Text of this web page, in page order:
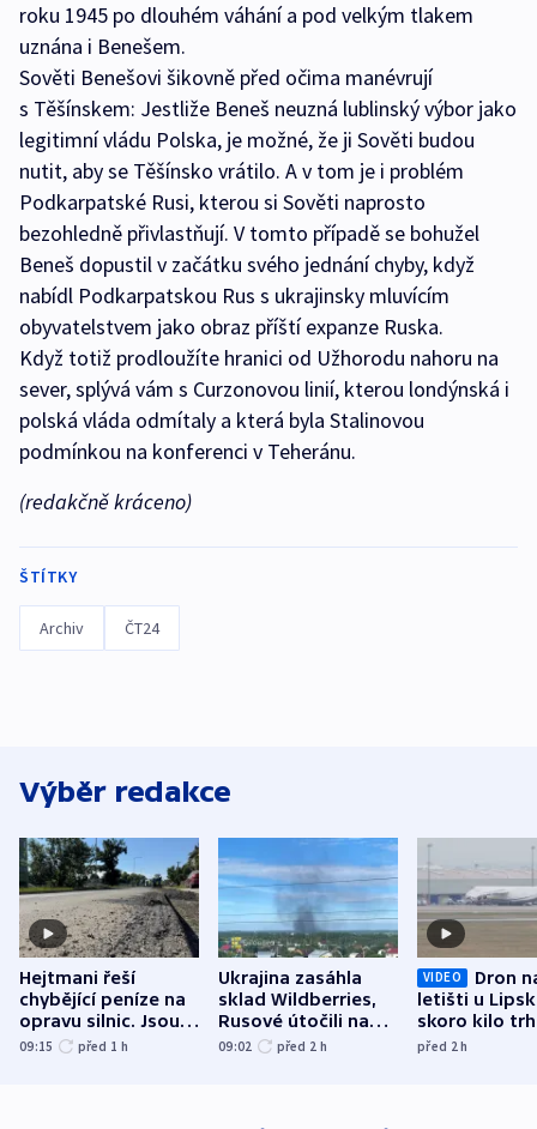
roku 1945 po dlouhém váhání a pod velkým tlakem
uznána i Benešem.
Sověti Benešovi šikovně před očima manévrují
s Těšínskem: Jestliže Beneš neuzná lublinský výbor jako
legitimní vládu Polska, je možné, že ji Sověti budou
nutit, aby se Těšínsko vrátilo. A v tom je i problém
Podkarpatské Rusi, kterou si Sověti naprosto
bezohledně přivlastňují. V tomto případě se bohužel
Beneš dopustil v začátku svého jednání chyby, když
nabídl Podkarpatskou Rus s ukrajinsky mluvícím
obyvatelstvem jako obraz příští expanze Ruska.
Když totiž prodloužíte hranici od Užhorodu nahoru na
sever, splývá vám s Curzonovou linií, kterou londýnská i
polská vláda odmítaly a která byla Stalinovou
podmínkou na konferenci v Teheránu.
(redakčně kráceno)
ŠTÍTKY
Archiv ČT24
Výběr redakce
Hejtmani řeší
chybějící peníze na
opravu silnic. Jsou
nenárokové, namítá
09:15 před 1 h
Ukrajina zasáhla
sklad Wildberries,
Rusové útočili na
trh, hasiče či
09:02 před 2 h
VIDEO
Dron
letišti u
skoro kilo
indicie
před 2h